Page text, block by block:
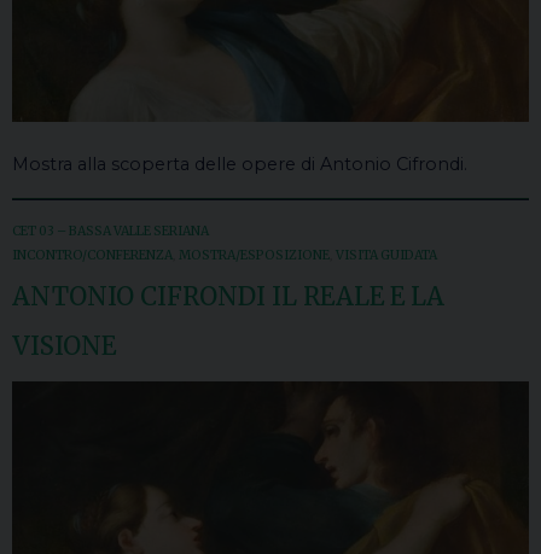
Mostra alla scoperta delle opere di Antonio Cifrondi.
CET 03 – BASSA VALLE SERIANA
INCONTRO/CONFERENZA MOSTRA/ESPOSIZIONE VISITA GUIDATA
ANTONIO CIFRONDI IL REALE E LA
VISIONE